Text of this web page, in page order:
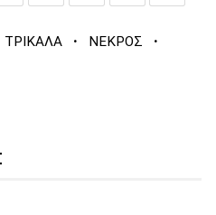
ΤΡΙΚΑΛΑ · ΝΕΚΡΟΣ ·